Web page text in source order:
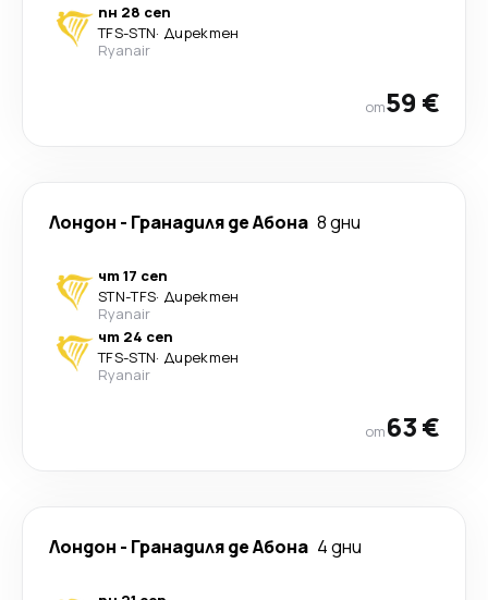
пн 28 сеп
TFS-STN· Директен
Ryanair
от59 €
Лондон - Гранадиля де Абона 8 дни
чт 17 сеп
STN-TFS· Директен
Ryanair
чт 24 сеп
TFS-STN· Директен
Ryanair
от63 €
Лондон - Гранадиля де Абона 4 дни